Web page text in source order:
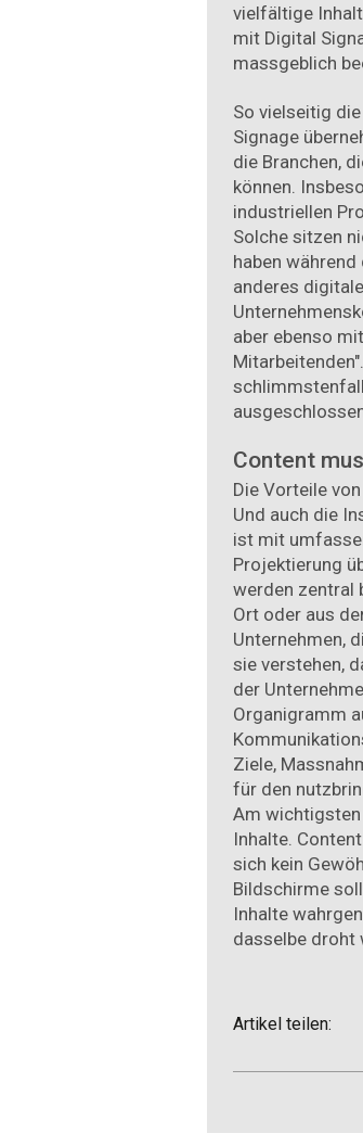
vielfältige
mit Digital
massgeblich
So vielseitig
Signage
die Branchen,
können.
industriellen
Solche sitzen
haben
anderes
aber ebenso
Content
Die Vorteile
Und auch die
ist mit
Projektierung
werden zentral
Ort oder aus
Unternehmen,
sie verstehen,
der
Organigramm
Ziele,
für den
Am wichtigsten
Inhalte.
sich kein
Bildschirme
Inhalte
dasselbe droht
Artikel teilen: